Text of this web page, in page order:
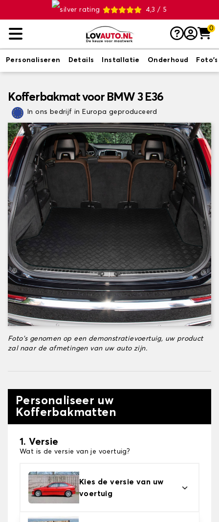
4,3 / 5
0
Personaliseren Details Installatie Onderhoud Foto's
Kofferbakmat voor BMW 3 E36
In ons bedrijf in Europa geproduceerd
Foto's genomen op een demonstratievoertuig, uw product
zal naar de afmetingen van uw auto zijn.
Personaliseer uw
Kofferbakmatten
1. Versie
Wat is de versie van je voertuig?
Kies de versie van uw
voertuig